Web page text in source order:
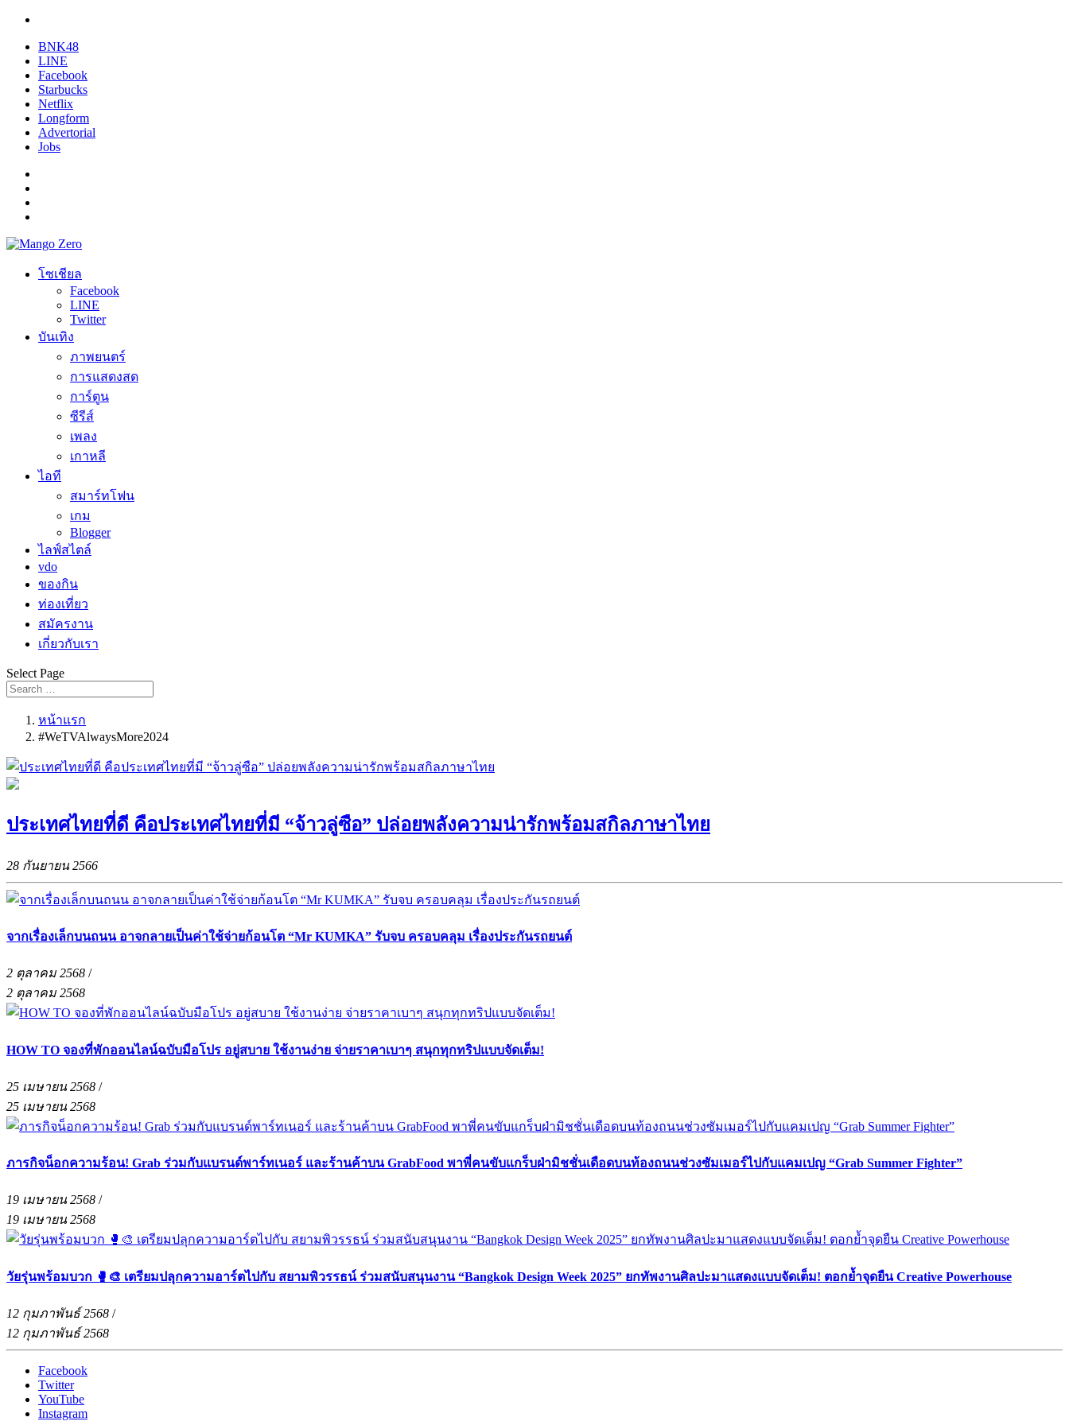
BNK48
LINE
Facebook
Starbucks
Netflix
Longform
Advertorial
Jobs
โซเชียล
Facebook
LINE
Twitter
บันเทิง
ภาพยนตร์
การแสดงสด
การ์ตูน
ซีรีส์
เพลง
เกาหลี
ไอที
สมาร์ทโฟน
เกม
Blogger
ไลฟ์สไตล์
vdo
ของกิน
ท่องเที่ยว
สมัครงาน
เกี่ยวกับเรา
Select Page
หน้าแรก
#WeTVAlwaysMore2024
ประเทศไทยที่ดี คือประเทศไทยที่มี “จ้าวลู่ซือ” ปล่อยพลังความน่ารักพร้อมสกิลภาษาไทย
28 กันยายน 2566
จากเรื่องเล็กบนถนน อาจกลายเป็นค่าใช้จ่ายก้อนโต “Mr KUMKA” รับจบ ครอบคลุม เรื่องประกันรถยนต์
2 ตุลาคม 2568 /
2 ตุลาคม 2568
HOW TO จองที่พักออนไลน์ฉบับมือโปร อยู่สบาย ใช้งานง่าย จ่ายราคาเบาๆ สนุกทุกทริปแบบจัดเต็ม!
25 เมษายน 2568 /
25 เมษายน 2568
ภารกิจน็อกความร้อน! Grab ร่วมกับแบรนด์พาร์ทเนอร์ และร้านค้าบน GrabFood พาพี่คนขับแกร็บฝ่ามิชชั่นเดือดบนท้องถนนช่วงซัมเมอร์ไปกับแคมเปญ “Grab Summer Fighter”
19 เมษายน 2568 /
19 เมษายน 2568
วัยรุ่นพร้อมบวก 🥊🎨 เตรียมปลุกความอาร์ตไปกับ สยามพิวรรธน์ ร่วมสนับสนุนงาน “Bangkok Design Week 2025” ยกทัพงานศิลปะมาแสดงแบบจัดเต็ม! ตอกย้ำจุดยืน Creative Powerhouse
12 กุมภาพันธ์ 2568 /
12 กุมภาพันธ์ 2568
Facebook
Twitter
YouTube
Instagram